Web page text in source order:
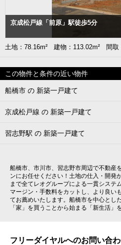
京成松戸線「前原」駅徒歩5分
土地：78.16m² 建物：113.02m² 間
この物件と条件の近い物件
船橋市 の 新築一戸建て
京成松戸線 の 新築一戸建て
習志野駅 の 新築一戸建て
船橋市、市川市、習志野市周辺で不動産
ンにお任せください！土地の仕入・開発
まで全てレオグループによる一貫システ
マージン・手数料をカットし、より良い
てお薦めいたします。船橋市を中心とし
「家」を買うことから始まる「新生活」
フリーダイヤルへのお問い合